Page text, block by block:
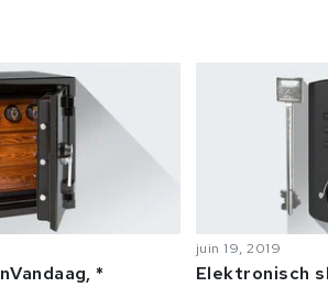
*
juin 19, 2019
Elektronisch